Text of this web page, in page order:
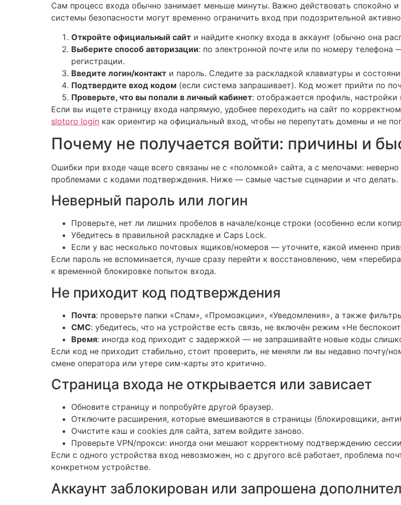
Сам процесс входа обычно занимает меньше минуты. Важно действовать спокойно
системы безопасности могут временно ограничить вход при подозрительной
Откройте официальный сайт и найдите кнопку входа в аккаунт (обычно она
Выберите способ авторизации: по электронной почте или по номеру телефона
регистрации.
Введите логин/контакт и пароль. Следите за раскладкой клавиатуры и
Подтвердите вход кодом (если система запрашивает). Код может прийти по
Проверьте, что вы попали в личный кабинет: отображается профиль,
Если вы ищете страницу входа напрямую, удобнее переходить на сайт по
slotoro login как ориентир на официальный вход, чтобы не перепутать домены и не
Почему не получается войти: причины и
Ошибки при входе чаще всего связаны не с «поломкой» сайта, а с мелочами:
проблемами с кодами подтверждения. Ниже — самые частые сценарии и что делать.
Неверный пароль или логин
Проверьте, нет ли лишних пробелов в начале/конце строки (особенно если
Убедитесь в правильной раскладке и Caps Lock.
Если у вас несколько почтовых ящиков/номеров — уточните, какой именно
Если пароль не вспоминается, лучше сразу перейти к восстановлению, чем
к временной блокировке попыток входа.
Не приходит код подтверждения
Почта: проверьте папки «Спам», «Промоакции», «Уведомления», а также
СМС: убедитесь, что на устройстве есть связь, не включён режим «Не
Время: иногда код приходит с задержкой — не запрашивайте новые коды
Если код не приходит стабильно, стоит проверить, не меняли ли вы недавно почту/
смене оператора или утере сим-карты это критично.
Страница входа не открывается или зависает
Обновите страницу и попробуйте другой браузер.
Отключите расширения, которые вмешиваются в страницы (блокировщики,
Очистите кэш и cookies для сайта, затем войдите заново.
Проверьте VPN/прокси: иногда они мешают корректному подтверждению
Если с одного устройства вход невозможен, но с другого всё работает, проблема
конкретном устройстве.
Аккаунт заблокирован или запрошена